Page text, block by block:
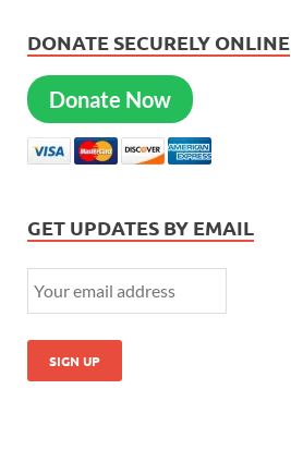
DONATE SECURELY ONLINE
Donate Now
GET UPDATES BY EMAIL